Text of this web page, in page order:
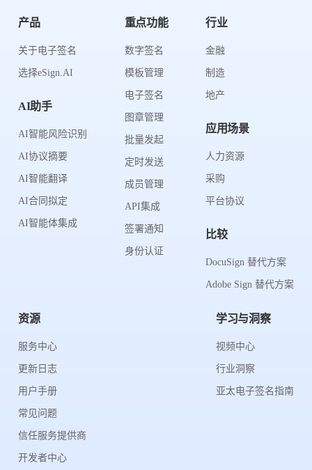
产品
关于电子签名
选择eSign.AI
AI助手
AI智能风险识别
AI协议摘要
AI智能翻译
AI合同拟定
AI智能体集成
重点功能
数字签名
模板管理
电子签名
图章管理
批量发起
定时发送
成员管理
API集成
签署通知
身份认证
行业
金融
制造
地产
应用场景
人力资源
采购
平台协议
比较
DocuSign 替代方案
Adobe Sign 替代方案
资源
服务中心
更新日志
用户手册
常见问题
信任服务提供商
开发者中心
学习与洞察
视频中心
行业洞察
亚太电子签名指南